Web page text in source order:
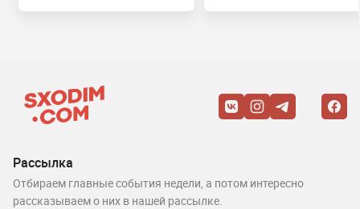
Рассылка
Отбираем главные события недели, а потом интересно
рассказываем о них в нашей рассылке.